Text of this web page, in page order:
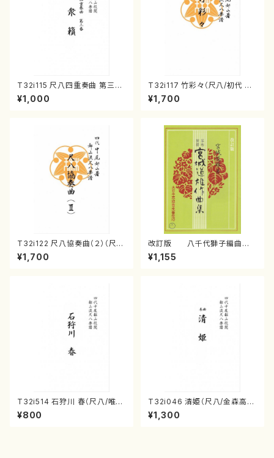
T32i115 尺八四重奏曲 第三番
衆籟（尺八/初代 山本邦山/尺
八/都山式譜）都山流公刊楽譜曲
¥1,000
T32i117 竹彩々（尺八/初代 山
本邦山/尺八/都山式譜）都山流
公刊楽譜曲番:566
¥1,700
T32i122 尺八協奏曲（２）（尺
八/二代 山本邦山/尺八/都山式
譜）都山流公刊楽譜曲番:571
¥1,700
改訂版 八千代獅子編曲
（編曲八千代獅子）(/宮城道
雄/楽譜）
¥1,155
T32i514 石狩川 春（尺八/唯是
震一/楽譜）都山no:2223
¥800
T32i046 清姫（尺八/金森高
山/楽譜）都山流公刊楽譜曲番：
45
¥1,300